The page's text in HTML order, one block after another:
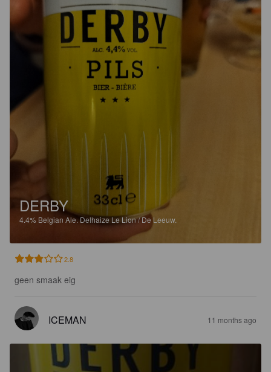
DERBY
4.4% Belgian Ale.Delhaize Le Lion / De Leeuw.
2.8
geen smaak eig
ICEMAN 11 months ago